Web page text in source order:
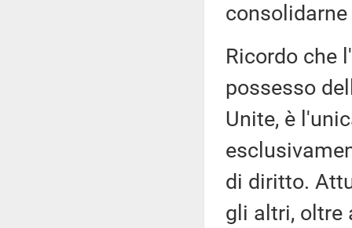
Ricordo che
possesso
Unite, è
di diritto.
gli altri, oltre